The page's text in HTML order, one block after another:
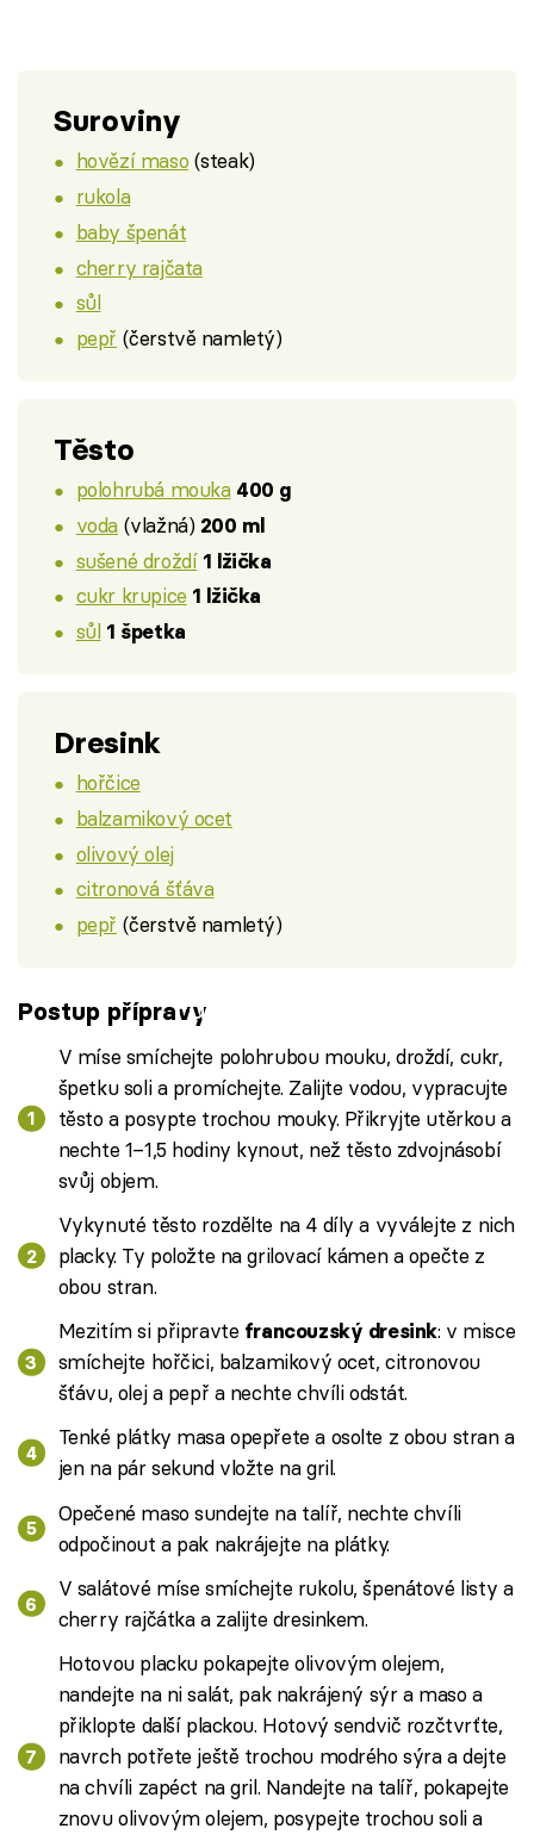
Suroviny
hovězí maso (steak)
rukola
baby špenát
cherry rajčata
sůl
pepř (čerstvě namletý)
Těsto
polohrubá mouka 400 g
voda (vlažná) 200 ml
sušené droždí 1 lžička
cukr krupice 1 lžička
sůl 1 špetka
Dresink
hořčice
balzamikový ocet
olivový olej
citronová šťáva
pepř (čerstvě namletý)
Failed to fetch
Postup přípravy
V míse smíchejte polohrubou mouku, droždí, cukr,
špetku soli a promíchejte. Zalijte vodou, vypracujte
těsto a posypte trochou mouky. Přikryjte utěrkou a
nechte 1–1,5 hodiny kynout, než těsto zdvojnásobí
svůj objem.
Vykynuté těsto rozdělte na 4 díly a vyválejte z nich
placky. Ty položte na grilovací kámen a opečte z
obou stran.
Mezitím si připravte francouzský dresink: v misce
smíchejte hořčici, balzamikový ocet, citronovou
šťávu, olej a pepř a nechte chvíli odstát.
Tenké plátky masa opepřete a osolte z obou stran a
jen na pár sekund vložte na gril.
Opečené maso sundejte na talíř, nechte chvíli
odpočinout a pak nakrájejte na plátky.
V salátové míse smíchejte rukolu, špenátové listy a
cherry rajčátka a zalijte dresinkem.
Hotovou placku pokapejte olivovým olejem,
nandejte na ni salát, pak nakrájený sýr a maso a
přiklopte další plackou. Hotový sendvič rozčtvrťte,
navrch potřete ještě trochou modrého sýra a dejte
na chvíli zapéct na gril. Nandejte na talíř, pokapejte
znovu olivovým olejem, posypejte trochou soli a